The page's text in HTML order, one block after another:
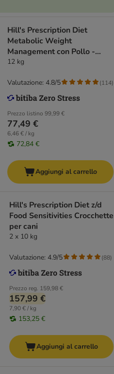
Hill's Prescription Diet
Metabolic Weight
Management con Pollo -
secco cane
12 kg
Prezzo listino 99,99 €
77,49 €
6,46 € / kg
72,84 €
Valutazione: 4.8/5 (114)
Aggiungi al carrello
Hill's Prescription Diet z/d
Food Sensitivities Crocchette
per cani
2 x 10 kg
Prezzo reg. 159,98 €
157,99 €
7,90 € / kg
153,25 €
Valutazione: 4.9/5 (88)
Aggiungi al carrello